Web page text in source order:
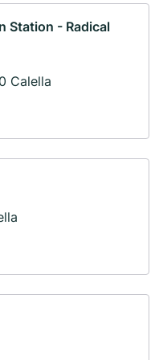
Station - Radical
Calella